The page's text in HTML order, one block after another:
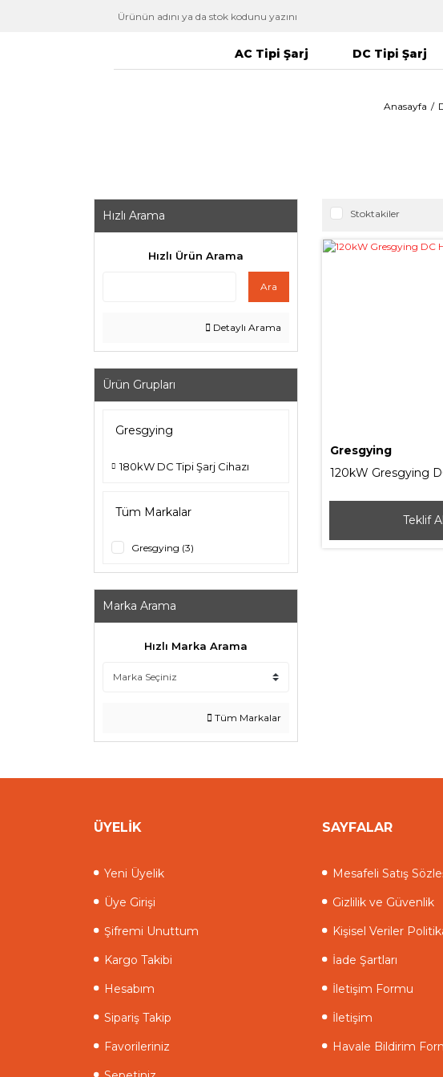
AC Tipi Şarj DC Tipi Şarj
Anasayfa
Hızlı Arama
Hızlı Ürün Arama
Ara
Detaylı Arama
Ürün Grupları
Gresgying
180kW DC Tipi Şarj Cihazı
Tüm Markalar
Gresgying (3)
Marka Arama
Hızlı Marka Arama
Tüm Markalar
Stoktakiler
Gresgying
120kW Gresgying
Teklif Al
ÜYELİK
Yeni Üyelik
Üye Girişi
Şifremi Unuttum
Kargo Takibi
Hesabım
Sipariş Takip
Favorileriniz
SAYFALAR
Mesafeli Satış
Gizlilik ve Güvenlik
Kişisel Veriler
İade Şartları
İletişim Formu
İletişim
Havale Bildirim